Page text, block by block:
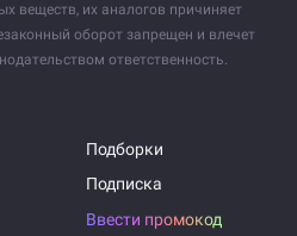
веществ, их аналогов причиняет
оборот запрещен и влечет
ответственность.
Подборки
Подписка
Ввести промокод